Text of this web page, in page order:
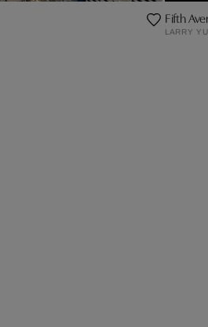
Fifth
LARRY